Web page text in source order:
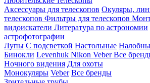
Аксессуары для телескопов Окуляры,
телескопов Фильтры для телескопов
видоискатели Литература по астрономии
астрофотографии
Лупы С подсветкой Настольные
Бинокли Levenhuk Nikon VeberВсе
Ночного видения Для охоты
Монокуляры Veber Все бренды